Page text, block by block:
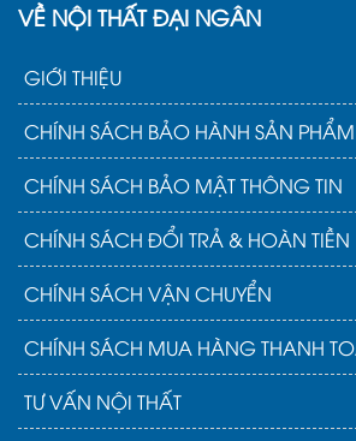
VỀ NỘI THẤT ĐẠI NGÂN
GIỚI THIỆU
CHÍNH SÁCH BẢO HÀNH SẢN PHẨM
CHÍNH SÁCH BẢO MẬT THÔNG TIN
CHÍNH SÁCH ĐỔI TRẢ & HOÀN TIỀN
CHÍNH SÁCH VẬN CHUYỂN
CHÍNH SÁCH MUA HÀNG THANH
TƯ VẤN NỘI THẤT